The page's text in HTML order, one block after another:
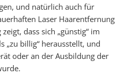
und natürlich auch für
Laser Haarentfernung
dass sich „günstig“ im
„zu billig“ herausstellt, und
oder an der Ausbildung der